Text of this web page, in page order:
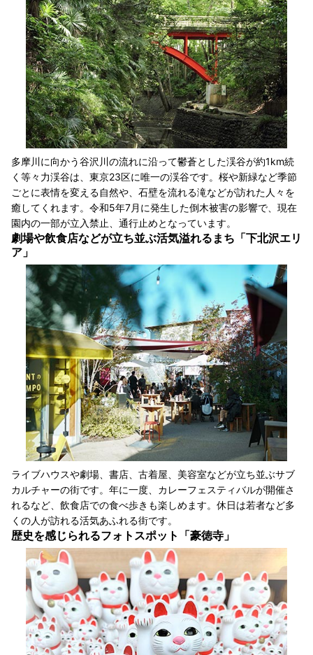
多摩川に向かう谷沢川の流れに沿って鬱蒼とした渓谷が約1km続
く等々力渓谷は、東京23区に唯一の渓谷です。桜や新緑など季節
ごとに表情を変える自然や、石壁を流れる滝などが訪れた人々を
癒してくれます。令和5年7月に発生した倒木被害の影響で、現在
園内の一部が立入禁止、通行止めとなっています。
劇場や飲食店などが立ち並ぶ活気溢れるまち「下北沢エリ
ア」
ライブハウスや劇場、書店、古着屋、美容室などが立ち並ぶサブ
カルチャーの街です。年に一度、カレーフェスティバルが開催さ
れるなど、飲食店での食べ歩きも楽しめます。休日は若者など多
くの人が訪れる活気あふれる街です。
歴史を感じられるフォトスポット「豪徳寺」